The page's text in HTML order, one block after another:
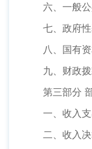
六、一般公
七、政府性
八、国有资
九、财政拨
第三部分 部
一、收入支
二、收入决